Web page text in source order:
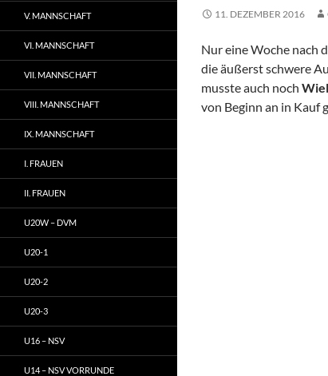
11. DEZEMBER 2016
Nur eine Woche nach
die äußerst schwere
musste auch noch
von Beginn an in Kauf
V. MANNSCHAFT
VI. MANNSCHAFT
VII. MANNSCHAFT
VIII. MANNSCHAFT
IX. MANNSCHAFT
I. FRAUEN
II. FRAUEN
U20W – DVM
U20-1
U20-2
U20-3
U16 – NSV
U14 – NSV VORRUNDE